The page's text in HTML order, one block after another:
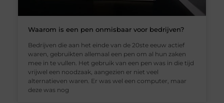
Waarom is een pen onmisbaar voor bedrijven?
Bedrijven die aan het einde van de 20ste eeuw actief
waren, gebruikten allemaal een pen om al hun zaken
mee in te vullen. Het gebruik van een pen was in die tijd
vrijwel een noodzaak, aangezien er niet veel
alternatieven waren. Er was wel een computer, maar
deze was nog